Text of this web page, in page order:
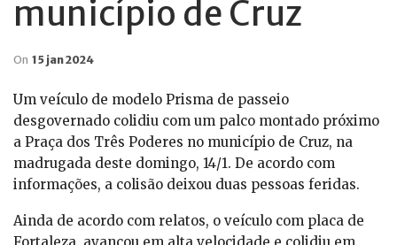
município de Cruz
On 15 jan 2024
Um veículo de modelo Prisma de passeio
desgovernado colidiu com um palco montado próximo
a Praça dos Três Poderes no município de Cruz, na
madrugada deste domingo, 14/1. De acordo com
informações, a colisão deixou duas pessoas feridas.
Ainda de acordo com relatos, o veículo com placa de